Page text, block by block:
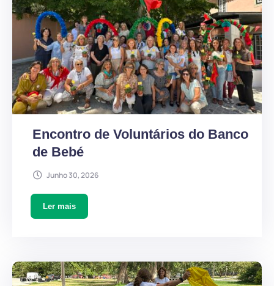
Encontro de Voluntários do Banco
de Bebé
Junho 30, 2026
Ler mais